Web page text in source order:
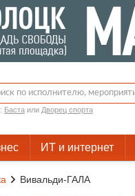
Бастаили Дворец спорта
ИТ и интернет
Вивальди-ГАЛА